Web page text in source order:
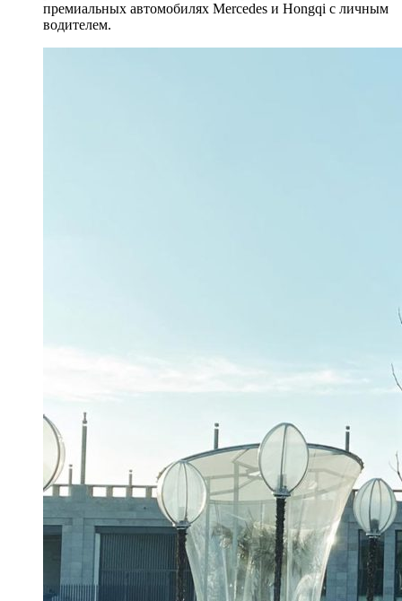
премиальных автомобилях Mercedes и Hongqi с личным
водителем.